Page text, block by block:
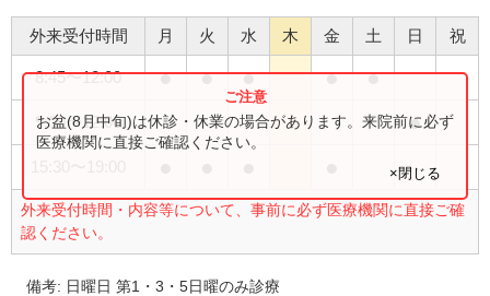
外来受付時間 月 火 水 木 金 土 日 祝
8:45〜12:00 ● ● ● ● ●
9:00〜12:00 ●
外来受付時間・内容等について、事前に必ず医療機関に直接ご確
認ください。
お盆(8月中旬)は休診・休業の場合があります。来院前に必ず
医療機関に直接ご確認ください。
×閉じる
備考: 日曜日 第1・3・5日曜のみ診療